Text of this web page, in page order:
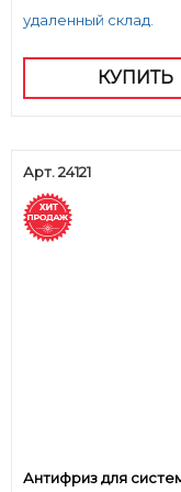
удаленный склад.
КУПИТЬ
Арт. 24121
Антифриз для